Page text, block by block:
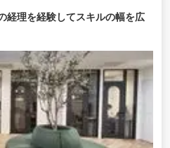
経理を経験してスキルの幅を広